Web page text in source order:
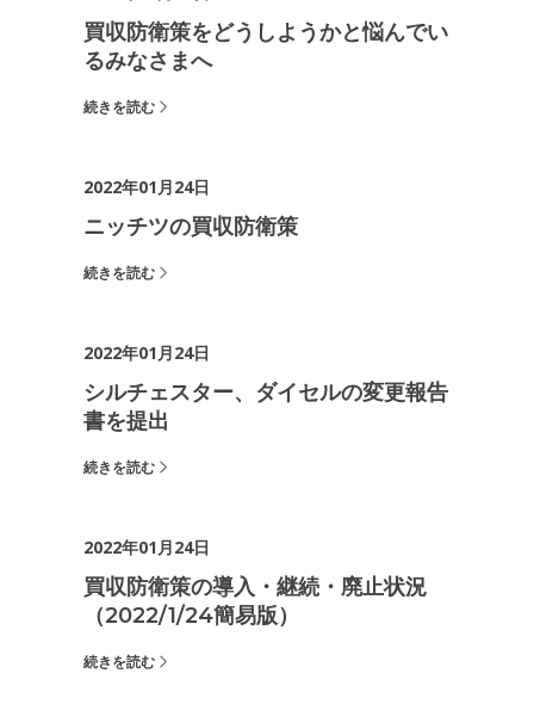
買収防衛策をどうしようかと悩んでい
るみなさまへ
続きを読む
2022年01月24日
ニッチツの買収防衛策
続きを読む
2022年01月24日
シルチェスター、ダイセルの変更報告
書を提出
続きを読む
2022年01月24日
買収防衛策の導入・継続・廃止状況
（2022/1/24簡易版）
続きを読む